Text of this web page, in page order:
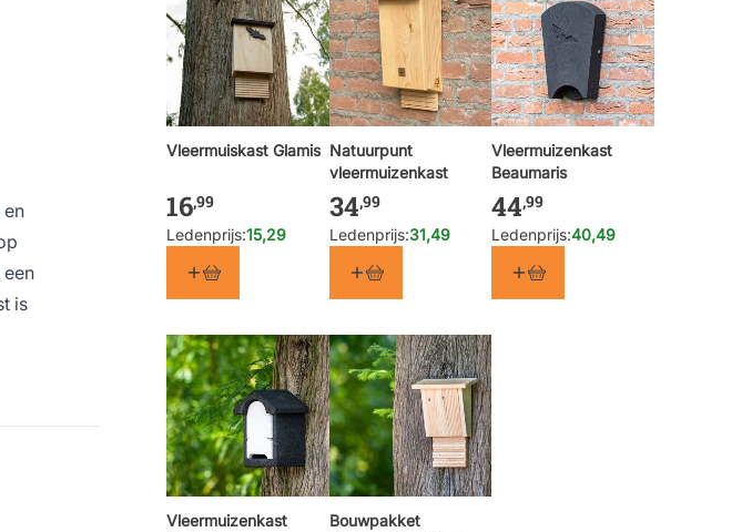
Vleermuiskast Glamis
16,99
Ledenprijs:15,29
Natuurpunt
vleermuizenkast
34,99
Ledenprijs:31,49
Vleermuizenkast
Beaumaris
44,99
Ledenprijs:40,49
Vleermuizenkast
Bouwpakket
en
is